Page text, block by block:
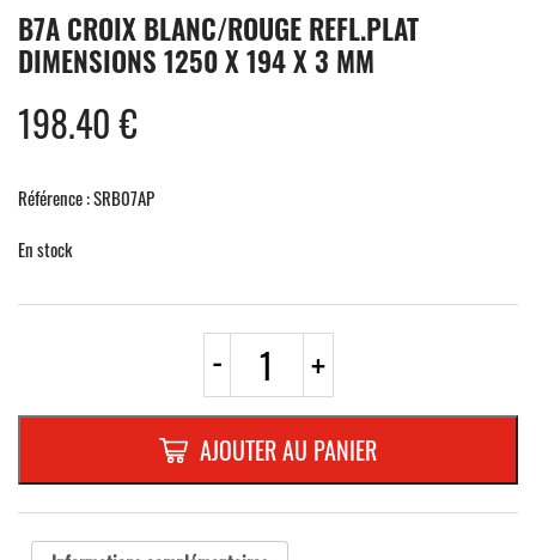
B7A CROIX BLANC/ROUGE REFL.PLAT
DIMENSIONS 1250 X 194 X 3 MM
198.40€
Référence : SRB07AP
En stock
- quantité
B7a
CROIX
BLANC/ROUGE
REFL.PLAT
dimensions
1250
x
+
AJOUTER AU PANIER